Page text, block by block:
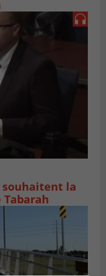
souhaitent la